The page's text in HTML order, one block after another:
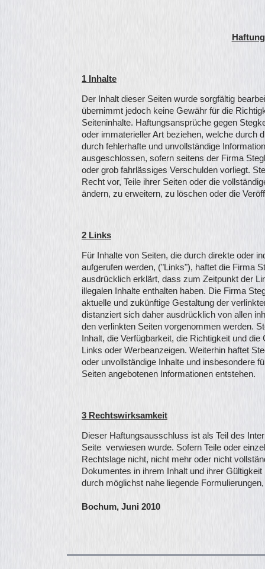
1 Inhalte
Der Inhalt dieser Seiten wurde sorgfältig
übernimmt jedoch keine Gewähr für die
Seiteninhalte. Haftungsansprüche gegen
oder immaterieller Art beziehen, welche durch
durch fehlerhafte und unvollständige
ausgeschlossen, sofern seitens der Firma
oder grob fahrlässiges Verschulden vorliegt.
Recht vor, Teile ihrer Seiten oder die
ändern, zu erweitern, zu löschen oder die
2 Links
Für Inhalte von Seiten, die durch direkte oder
aufgerufen werden, ("Links"), haftet die Firma
ausdrücklich erklärt, dass zum Zeitpunkt der
illegalen Inhalte enthalten haben. Die Firma
aktuelle und zukünftige Gestaltung der
distanziert sich daher ausdrücklich von allen
den verlinkten Seiten vorgenommen werden.
Inhalt, die Verfügbarkeit, die Richtigkeit und
Links oder Werbeanzeigen. Weiterhin haftet
oder unvollständige Inhalte und insbesondere
Seiten angebotenen Informationen entstehen.
3 Rechtswirksamkeit
Dieser Haftungsausschluss ist als Teil des
Seite verwiesen wurde. Sofern Teile oder
Rechtslage nicht, nicht mehr oder nicht
Dokumentes in ihrem Inhalt und ihrer
durch möglichst nahe liegende
Bochum, Juni 2010